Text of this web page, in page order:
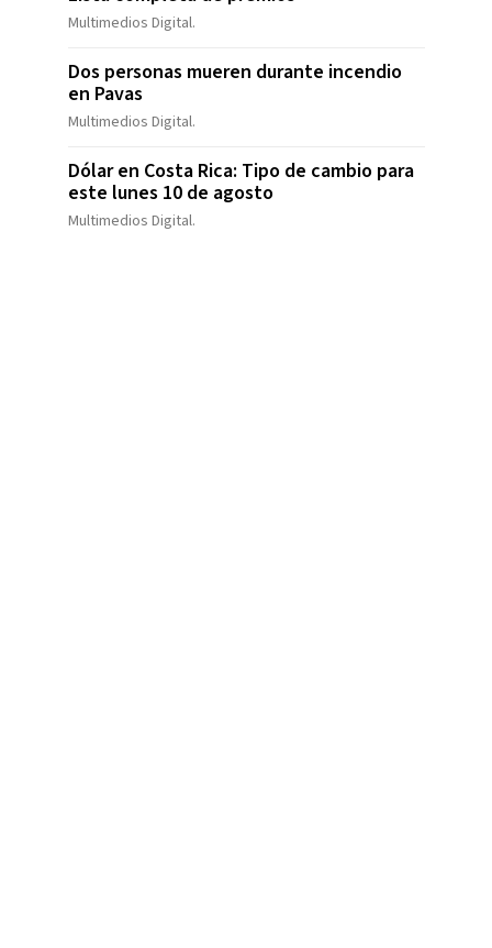
Multimedios Digital.
Dos personas mueren durante incendio
en Pavas
Multimedios Digital.
Dólar en Costa Rica: Tipo de cambio para
este lunes 10 de agosto
Multimedios Digital.